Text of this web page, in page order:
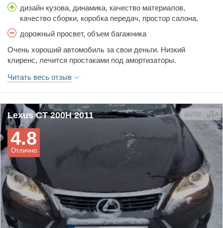
дизайн кузова, динамика, качество материалов,
качество сборки, коробка передач, простор салона,
управляемость, цена, шумоизоляция
дорожный просвет, объем багажника
Очень хороший автомобиль за свои деньги. Низкий
клиренс, лечится простаками под амортизаторы.
Читать весь отзыв
Lexus CT 200H 2011
Отлично
4.8